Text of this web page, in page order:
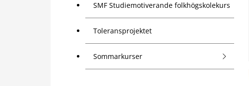
SMF Studiemotiverande folkhögskolekurs
Toleransprojektet
Sommarkurser